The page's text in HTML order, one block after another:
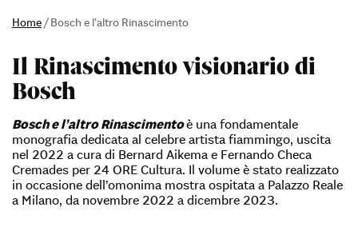
Home/Bosch e l’altro Rinascimento
Il Rinascimento visionario di
Bosch
Bosch e l’altro Rinascimentoè una fondamentale
monografia dedicata al celebre artista fiammingo, uscita
nel 2022 a cura di Bernard Aikema e Fernando Checa
Cremades per 24 ORE Cultura. Il volume è stato realizzato
in occasione dell’omonima mostra ospitata a Palazzo Reale
a Milano, da novembre 2022 a dicembre 2023.